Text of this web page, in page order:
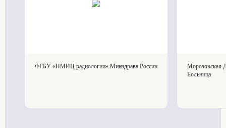
ФГБУ «НМИЦ радиологии» Минздрава России
Морозовская
Больница